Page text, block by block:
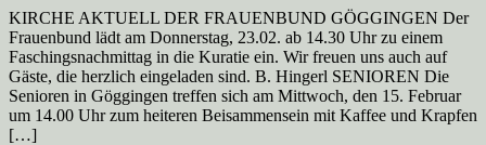
KIRCHE AKTUELL DER FRAUENBUND GÖGGINGEN Der
Frauenbund lädt am Donnerstag, 23.02. ab 14.30 Uhr zu einem
Faschingsnachmittag in die Kuratie ein. Wir freuen uns auch auf
Gäste, die herzlich eingeladen sind. B. Hingerl SENIOREN Die
Senioren in Göggingen treffen sich am Mittwoch, den 15. Februar
um 14.00 Uhr zum heiteren Beisammensein mit Kaffee und Krapfen
[…]